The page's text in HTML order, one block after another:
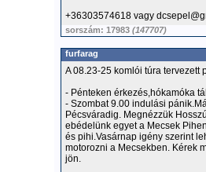
+36303574618 vagy
sorszám: 17983 (147707)
furfarag
A 08.23-25 komlói túra tervezett
- Pénteken érkezés,hókamóka
- Szombat 9.00 indulási
Pécsváradig. Megnézzük
ebédelünk egyet a Mecsek
és pihi.Vasárnap igény szerint
motorozni a Mecsekben. Kérek
jön.